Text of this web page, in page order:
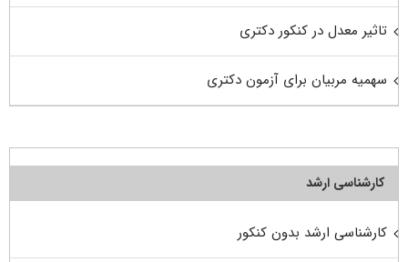
تاثیر معدل در کنکور دکتری
سهمیه مربیان برای آزمون دکتری
کارشناسی ارشد
کارشناسی ارشد بدون کنکور